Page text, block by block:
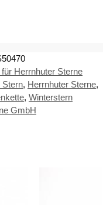
Herrnhuter Sterne
Stern, Herrnhuter Sterne,
, Winterstern
GmbH